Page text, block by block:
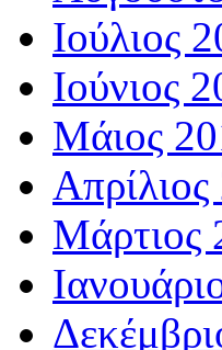
Ιούλιος
Ιούνιος
Μάιος
Μάρτιος